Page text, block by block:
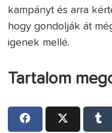
kampányt és arra
hogy gondolják át
igenek mellé.
Tartalom